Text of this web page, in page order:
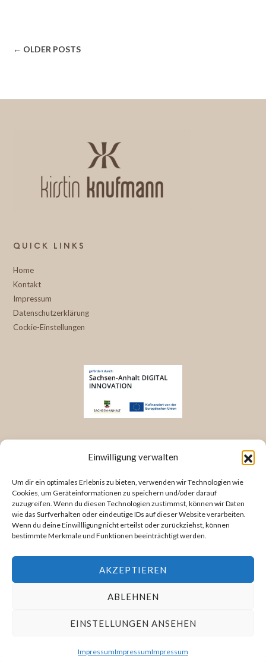
Einwilligung verwalten
Um dir ein optimales Erlebnis zu bieten, verwenden wir Technologien wie
Cookies, um Geräteinformationen zu speichern und/oder darauf
zuzugreifen. Wenn du diesen Technologien zustimmst, können wir Daten
wie das Surfverhalten oder eindeutige IDs auf dieser Website verarbeiten.
Wenn du deine Einwillligung nicht erteilst oder zurückziehst, können
bestimmte Merkmale und Funktionen beeinträchtigt werden.
AKZEPTIEREN
ABLEHNEN
EINSTELLUNGEN ANSEHEN
ImpressumImpressumImpressum
← OLDER POSTS
QUICK LINKS
Home
Kontakt
Impressum
Datenschutzerklärung
Cockie-Einstellungen
KONTAKT INFORMATIONEN
Bergstraße 23
38486 Klötze
Deutschland/ Germany
Tel: +49 3909 473 68 66
ABONNIERE MEINEN NEWSLETTER
(C) 2026 KIRSTIN KNUFMANN – ALL RIGHTS RESERVED.